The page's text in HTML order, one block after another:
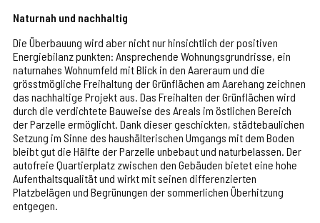
Naturnah und nachhaltig
Die Überbauung wird aber nicht nur hinsichtlich der positiven
Energiebilanz punkten: Ansprechende Wohnungsgrundrisse, ein
naturnahes Wohnumfeld mit Blick in den Aareraum und die
grösstmögliche Freihaltung der Grünflächen am Aarehang zeichnen
das nachhaltige Projekt aus. Das Freihalten der Grünflächen wird
durch die verdichtete Bauweise des Areals im östlichen Bereich
der Parzelle ermöglicht. Dank dieser geschickten, städtebaulichen
Setzung im Sinne des haushälterischen Umgangs mit dem Boden
bleibt gut die Hälfte der Parzelle unbebaut und naturbelassen. Der
autofreie Quartierplatz zwischen den Gebäuden bietet eine hohe
Aufenthaltsqualität und wirkt mit seinen differenzierten
Platzbelägen und Begrünungen der sommerlichen Überhitzung
entgegen.